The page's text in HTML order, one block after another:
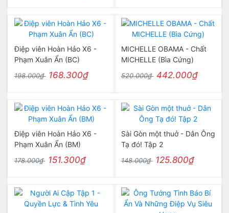
Điệp viên Hoàn Hảo X6 -
Phạm Xuân Ẩn (BC)
198.000₫ 168.300₫
MICHELLE OBAMA - Chất
MICHELLE (Bìa Cứng)
520.000₫ 442.000₫
Điệp viên Hoàn Hảo X6 -
Phạm Xuân Ẩn (BM)
178.000₫ 151.300₫
Sài Gòn một thuở - Dân Ông
Tạ đó! Tập 2
148.000₫ 125.800₫